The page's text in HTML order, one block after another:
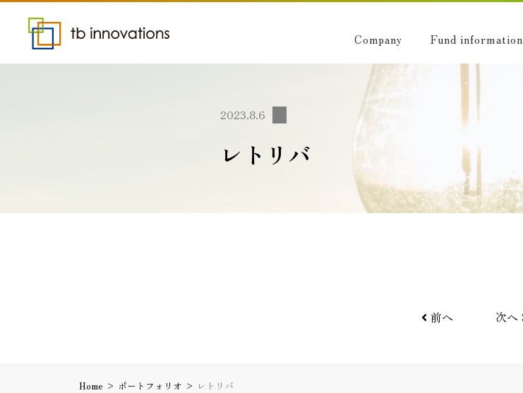
Company Fund information
2023.8.6
レトリバ
前へ 次へ
Home > ポートフォリオ > レトリバ